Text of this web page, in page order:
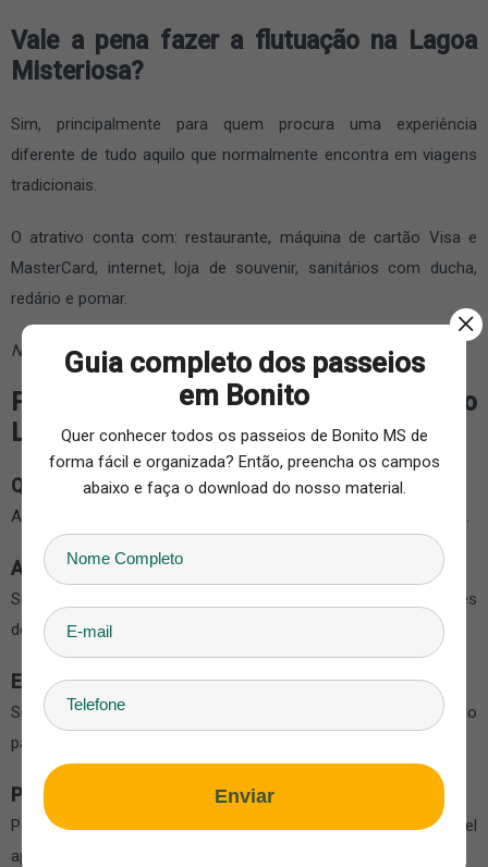
Vale a pena fazer a flutuação na Lagoa
Misteriosa?
Sim, principalmente para quem procura uma experiência
diferente de tudo aquilo que normalmente encontra em viagens
tradicionais.
O atrativo conta com: restaurante, máquina de cartão Visa e
MasterCard, internet, loja de souvenir, sanitários com ducha,
redário e pomar.
Não inclui almoço e transporte.
Perguntas frequentes sobre a Flutuação
Lagoa Misteriosa:
Quanto tempo dura o passeio na Lagoa Misteriosa?
A experiência completa costuma durar cerca de 1h30 a 2 horas.
A Lagoa Misteriosa possui estacionamento?
Sim. O atrativo conta com estacionamento para visitantes
dentro da propriedade.
Existe restaurante no local?
Sim. A estrutura da fazenda possui restaurante e área de apoio
para os visitantes após o passeio.
Pode levar celular durante a flutuação?
Pode, desde que esteja protegido em capa impermeável
apropriada.
Guia completo dos passeios
em Bonito
Quer conhecer todos os passeios de Bonito MS de
forma fácil e organizada? Então, preencha os campos
abaixo e faça o download do nosso material.
Enviar